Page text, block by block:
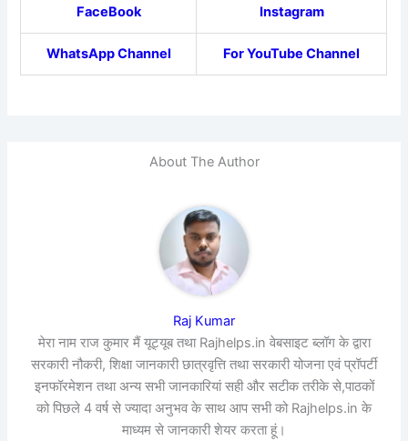
FaceBook Instagram
WhatsApp Channel For YouTube Channel
About The Author
Raj Kumar
मेरा नाम राज कुमार मैं यूट्यूब तथा Rajhelps.in वेबसाइट ब्लॉग के द्वारा
सरकारी नौकरी, शिक्षा जानकारी छात्रवृत्ति तथा सरकारी योजना एवं प्रॉपर्टी
इनफॉरमेशन तथा अन्य सभी जानकारियां सही और सटीक तरीके से,पाठकों
को पिछले 4 वर्ष से ज्यादा अनुभव के साथ आप सभी को Rajhelps.in के
माध्यम से जानकारी शेयर करता हूं।